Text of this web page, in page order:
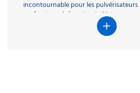
incontournable pour les pulvérisateurs
professionnels à petit prix. Notre
pulvérisateurs professionnels combine
économie, vous offrant des produits